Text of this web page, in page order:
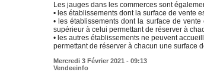
Les jauges dans les commerces sont
• les établissements dont la surface de vente
• les établissements dont la surface de
supérieur à celui permettant de réserver à
• les autres établissements ne peuvent
permettant de réserver à chacun une surface
Mercredi 3 Février 2021 - 09:13
Vendeeinfo